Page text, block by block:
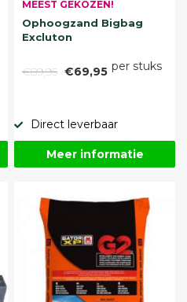
MEEST GEKOZEN!
Ophoogzand Bigbag
Excluton
€89,95 €69,95 per stuks
Direct leverbaar
Meer informatie